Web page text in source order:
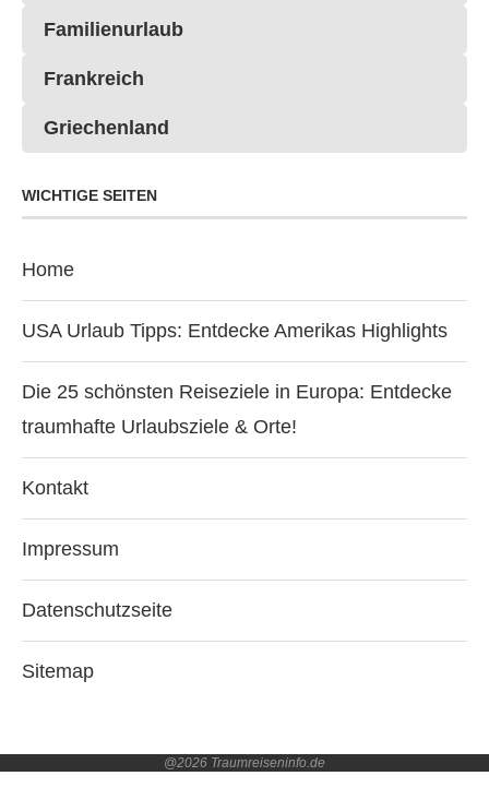
Familienurlaub
Frankreich
Griechenland
WICHTIGE SEITEN
Home
USA Urlaub Tipps: Entdecke Amerikas Highlights
Die 25 schönsten Reiseziele in Europa: Entdecke
traumhafte Urlaubsziele & Orte!
Kontakt
Impressum
Datenschutzseite
Sitemap
@2026 Traumreiseninfo.de